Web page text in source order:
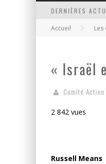
DERNIÈRES
Accueil
« Israël
Comité
2 842 vues
Russell Means